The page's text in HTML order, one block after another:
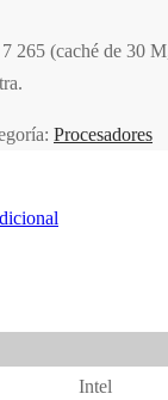
(caché de 30
Procesadores
Intel